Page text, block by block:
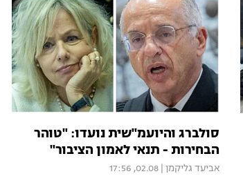
סולברג והיועמ"שית נועדו: "טוהר
הבחירות - תנאי לאמון הציבור"
אביעד גליקמן 02.08, 17:56